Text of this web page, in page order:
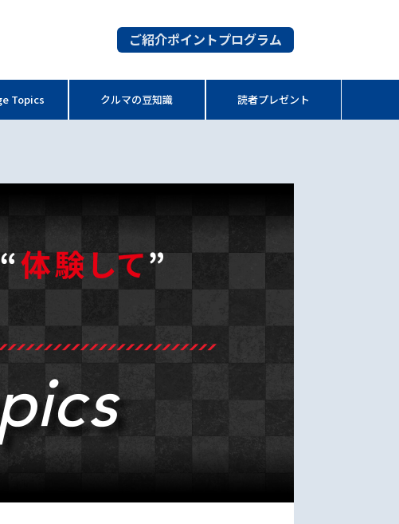
ご紹介ポイントプログラム
Topics クルマの豆知識 読者プレゼント